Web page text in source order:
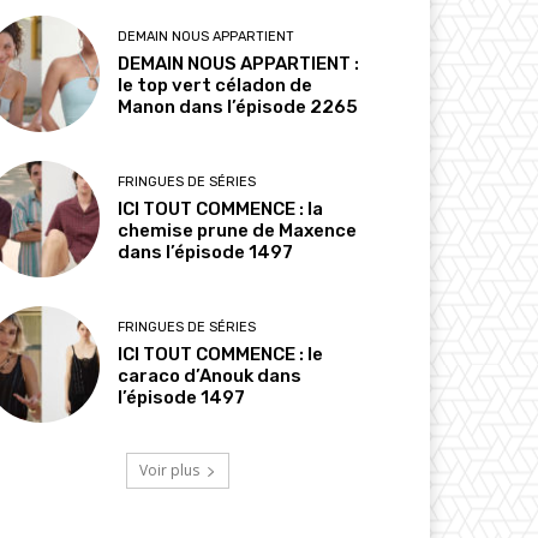
DEMAIN NOUS APPARTIENT
DEMAIN NOUS APPARTIENT :
le top vert céladon de
Manon dans l’épisode 2265
FRINGUES DE SÉRIES
ICI TOUT COMMENCE : la
chemise prune de Maxence
dans l’épisode 1497
FRINGUES DE SÉRIES
ICI TOUT COMMENCE : le
caraco d’Anouk dans
l’épisode 1497
Voir plus